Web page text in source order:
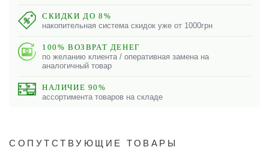
СКИДКИ ДО 8%
накопительная система скидок уже от 1000грн
100% ВОЗВРАТ ДЕНЕГ
по желанию клиента / оперативная замена на
аналогичный товар
НАЛИЧИЕ 90%
ассортимента товаров на складе
СОПУТСТВУЮЩИЕ ТОВАРЫ